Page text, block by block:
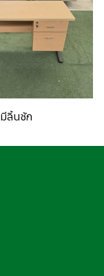
ลิ้นชัก